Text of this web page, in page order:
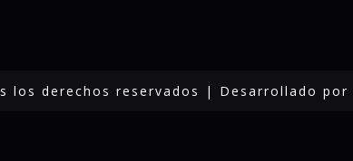
los derechos reservados | Desarrollado por